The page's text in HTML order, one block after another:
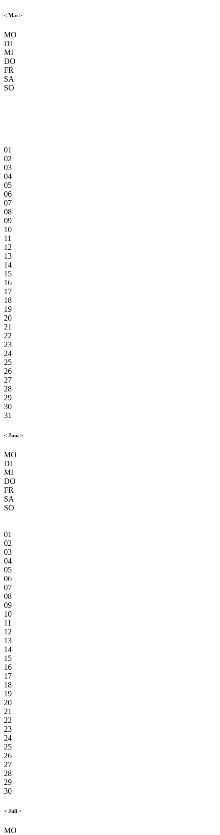
< Mai >
MO
DI
MI
DO
FR
SA
SO
01
02
03
04
05
06
07
08
09
10
11
12
13
14
15
16
17
18
19
20
21
22
23
24
25
26
27
28
29
30
31
< Juni >
MO
DI
MI
DO
FR
SA
SO
01
02
03
04
05
06
07
08
09
10
11
12
13
14
15
16
17
18
19
20
21
22
23
24
25
26
27
28
29
30
< Juli >
MO